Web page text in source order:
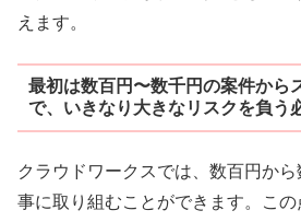
えます。
最初は数百円〜数千円の案件から
で、いきなり大きなリスクを負う
クラウドワークスでは、数百円か
事に取り組むことができます。こ